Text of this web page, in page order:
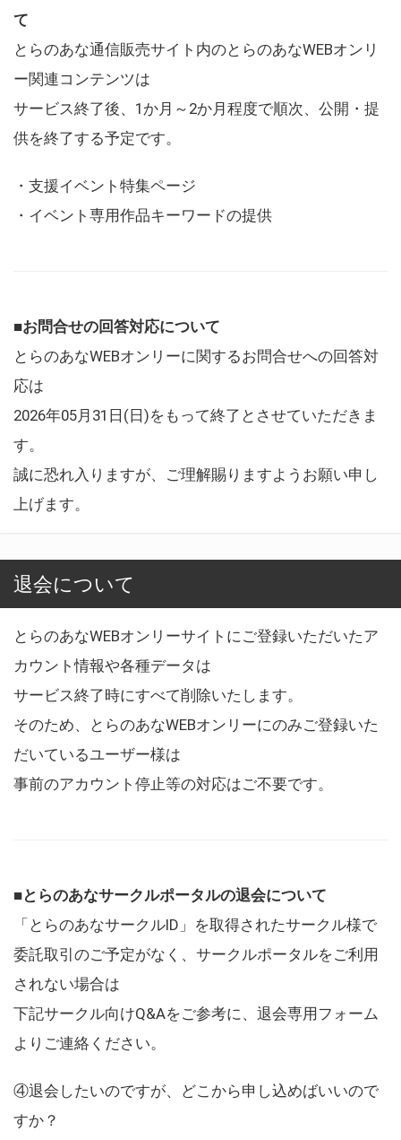
て
とらのあな通信販売サイト内のとらのあなWEBオンリ
ー関連コンテンツは
サービス終了後、1か月～2か月程度で順次、公開・提
供を終了する予定です。
・支援イベント特集ページ
・イベント専用作品キーワードの提供
■お問合せの回答対応について
とらのあなWEBオンリーに関するお問合せへの回答対
応は
2026年05月31日(日)をもって終了とさせていただきま
す。
誠に恐れ入りますが、ご理解賜りますようお願い申し
上げます。
退会について
とらのあなWEBオンリーサイトにご登録いただいたア
カウント情報や各種データは
サービス終了時にすべて削除いたします。
そのため、とらのあなWEBオンリーにのみご登録いた
だいているユーザー様は
事前のアカウント停止等の対応はご不要です。
■とらのあなサークルポータルの退会について
「とらのあなサークルID」を取得されたサークル様で
委託取引のご予定がなく、サークルポータルをご利用
されない場合は
下記サークル向けQ&Aをご参考に、退会専用フォーム
よりご連絡ください。
④退会したいのですが、どこから申し込めばいいので
すか？